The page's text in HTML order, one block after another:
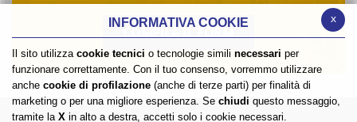
COMPILA IL FORM
x
INFORMATIVA COOKIE
Il sito utilizza cookie tecnici o tecnologie simili necessari per
funzionare correttamente. Con il tuo consenso, vorremmo utilizzare
anche cookie di profilazione (anche di terze parti) per finalità di
marketing o per una migliore esperienza. Se chiudi questo messaggio,
tramite la X in alto a destra, accetti solo i cookie necessari.